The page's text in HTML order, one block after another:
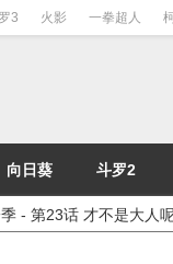
3 火影 一拳超人
向日葵 斗罗2
- 第23话 才不是大人